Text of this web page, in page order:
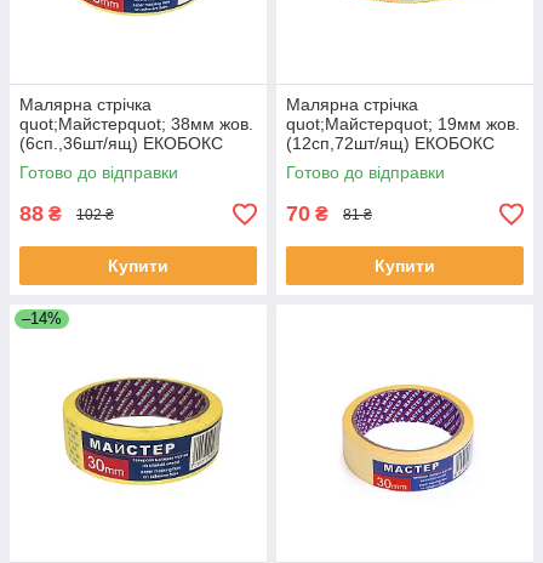
Малярна стрічка
quot;Майстерquot; 38мм жов.
(6сп.,36шт/ящ) ЕКОБОКС
Готово до відправки
88 ₴ 102 ₴
Купити
Малярна стрічка
quot;Майстерquot; 19мм жов.
(12сп,72шт/ящ) ЕКОБОКС
Готово до відправки
70 ₴ 81 ₴
Купити
–14%